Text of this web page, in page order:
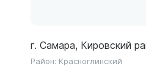
г. Самара, Кировский
Район: Красноглинский